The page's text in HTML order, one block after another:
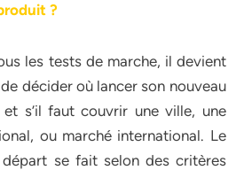
?
les tests de marche, il devient
décider où lancer son nouveau
s’il faut couvrir une ville, une
ou marché international. Le
se fait selon des critères